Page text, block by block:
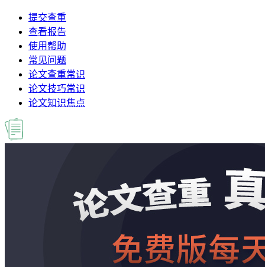
提交查重
查看报告
使用帮助
常见问题
论文查重常识
论文技巧常识
论文知识焦点